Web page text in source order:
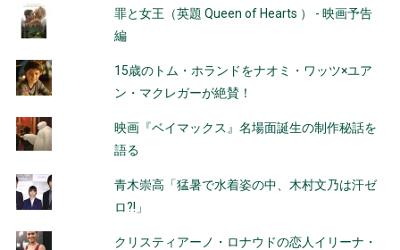
ー
シ
ョ
ン
罪と女王（英題 Queen of Hearts ） - 映画予告
編
15歳のトム・ホランドをナオミ・ワッツ×ユア
ン・マクレガーが絶賛！
映画『ベイマックス』名場面誕生の制作秘話を
語る
青木崇高「猛暑で水着姿の中、木村文乃は汗ゼ
ロ?!」
クリスティアーノ・ロナウドの恋人イリーナ・